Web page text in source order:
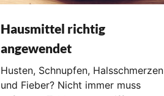
Hausmittel richtig
angewendet
Husten, Schnupfen, Halsschmerzen
und Fieber? Nicht immer muss